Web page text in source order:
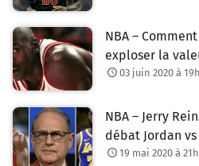
NBA –
exploser la
03 juin 2020 à
NBA – Jerry
débat Jordan vs
19 mai 2020 à